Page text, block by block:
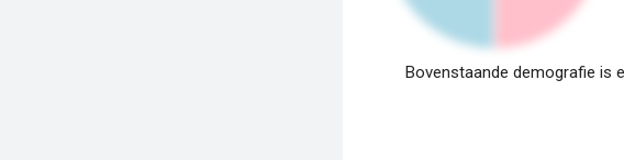
Bovenstaande demografie is